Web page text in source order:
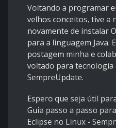
Voltando a programar
velhos conceitos, tive a
novamente de instalar
para a linguagem Java.
postagem minha e
voltado para tecnologia
SempreUpdate.
Espero que seja útil
Guia passo a passo
Eclipse no Linux -